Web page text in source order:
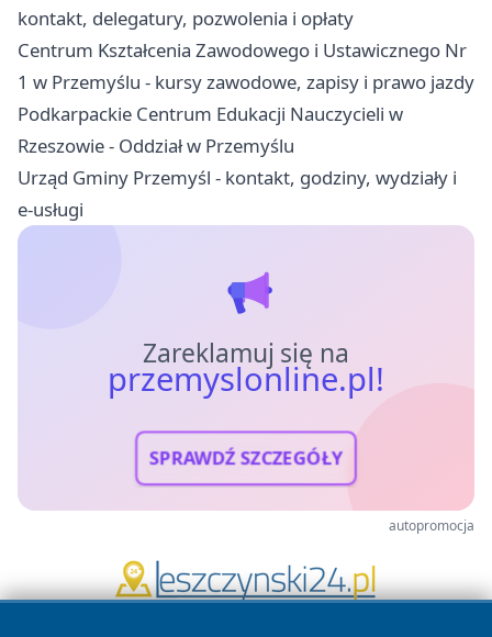
kontakt, delegatury, pozwolenia i opłaty
Centrum Kształcenia Zawodowego i Ustawicznego Nr
1 w Przemyślu - kursy zawodowe, zapisy i prawo jazdy
Podkarpackie Centrum Edukacji Nauczycieli w
Rzeszowie - Oddział w Przemyślu
Urząd Gminy Przemyśl - kontakt, godziny, wydziały i
e-usługi
Zareklamuj się na
przemyslonline.pl!
SPRAWDŹ SZCZEGÓŁY
autopromocja